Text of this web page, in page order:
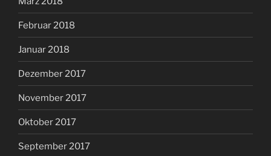
Februar 2018
Januar 2018
Dezember 2017
November 2017
Oktober 2017
September 2017